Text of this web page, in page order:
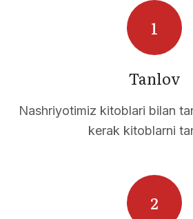
Tanlov
Nashriyotimiz kitoblari bilan
kerak kitoblarni